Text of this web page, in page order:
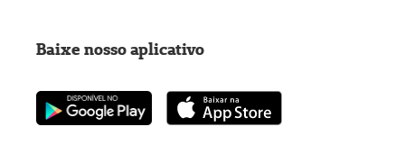
Baixe nosso aplicativo